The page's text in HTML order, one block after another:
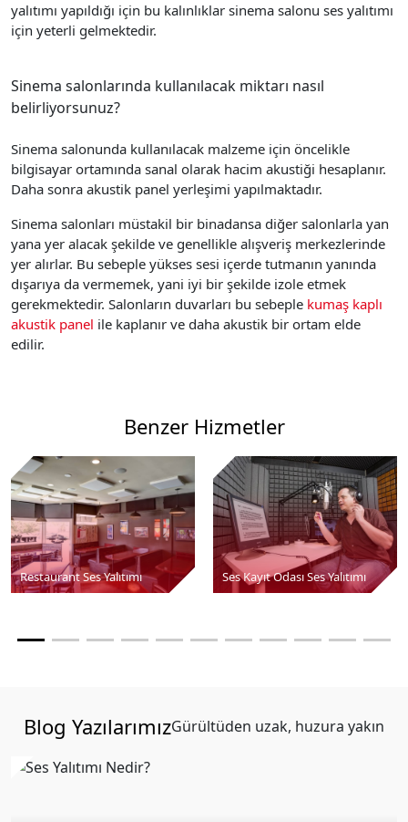
yalıtımı yapıldığı için bu kalınlıklar sinema salonu ses yalıtımı
için yeterli gelmektedir.
Sinema salonlarında kullanılacak miktarı nasıl
belirliyorsunuz?
Sinema salonunda kullanılacak malzeme için öncelikle
bilgisayar ortamında sanal olarak hacim akustiği hesaplanır.
Daha sonra akustik panel yerleşimi yapılmaktadır.
Sinema salonları müstakil bir binadansa diğer salonlarla yan
yana yer alacak şekilde ve genellikle alışveriş merkezlerinde
yer alırlar. Bu sebeple yükses sesi içerde tutmanın yanında
dışarıya da vermemek, yani iyi bir şekilde izole etmek
gerekmektedir. Salonların duvarları bu sebeple kumaş kaplı
akustik panel ile kaplanır ve daha akustik bir ortam elde
edilir.
Benzer Hizmetler
Restaurant Ses Yalıtımı Ses Kayıt Odası Ses Yalıtımı
Blog YazılarımızGürültüden uzak, huzura yakın